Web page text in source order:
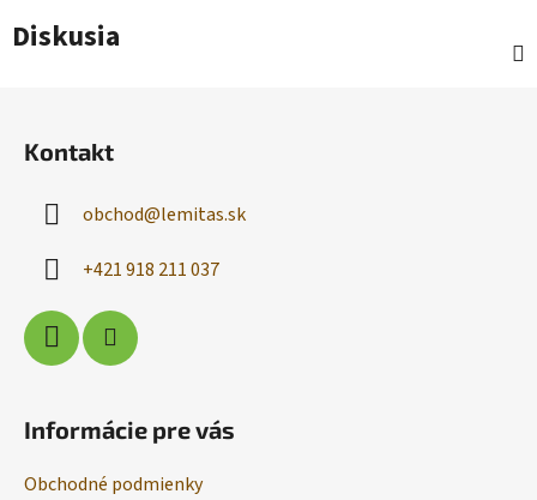
Diskusia
Kontakt
obchod@lemitas.sk
+421 918 211 037
Informácie pre vás
Obchodné podmienky